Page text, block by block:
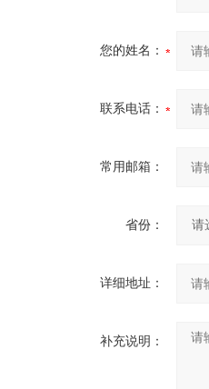
您的姓名：
联系电话：
常用邮箱：
省份：
详细地址：
补充说明：